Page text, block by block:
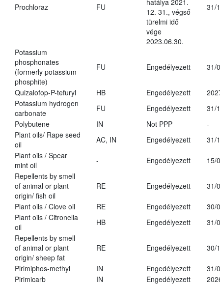
Prochloraz FU
hatálya 2021.
12. 31., végső
türelmi idő
vége
2023.06.30.
31/
Potassium
phosphonates
(formerly potassium
phosphite)
FU Engedélyezett 31/
Quizalofop-P-tefuryl HB Engedélyezett
Potassium hydrogen
carbonate
FU Engedélyezett
31/
Polybutene
IN Not PPP
-
Plant oils/ Rape seed
oil
AC, IN Engedélyezett
31/
Plant oils / Spear
mint oil
- Engedélyezett
15/
Repellents by smell
of animal or plant
origin/ fish oil
RE Engedélyezett 31/
Plant oils / Clove oil RE Engedélyezett
30/
Plant oils / Citronella
oil
HB Engedélyezett
31/
Repellents by smell
of animal or plant
origin/ sheep fat
RE Engedélyezett 30/
Pirimiphos-methyl IN Engedélyezett
31/
Pirimicarb
IN Engedélyezett